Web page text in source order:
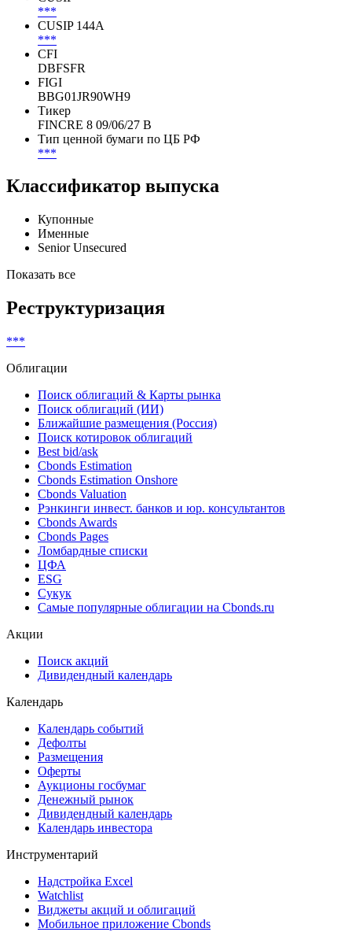
***
CUSIP 144A
***
CFI
DBFSFR
FIGI
BBG01JR90WH9
Тикер
FINCRE 8 09/06/27 B
Тип ценной бумаги по ЦБ РФ
***
Классификатор выпуска
Купонные
Именные
Senior Unsecured
Показать все
Реструктуризация
***
Облигации
Поиск облигаций & Карты рынка
Поиск облигаций (ИИ)
Ближайшие размещения (Россия)
Поиск котировок облигаций
Best bid/ask
Cbonds Estimation
Cbonds Estimation Onshore
Cbonds Valuation
Рэнкинги инвест. банков и юр. консультантов
Cbonds Awards
Cbonds Pages
Ломбардные списки
ЦФА
ESG
Сукук
Самые популярные облигации на Cbonds.ru
Акции
Поиск акций
Дивидендный календарь
Календарь
Календарь событий
Дефолты
Размещения
Оферты
Аукционы госбумаг
Денежный рынок
Дивидендный календарь
Календарь инвестора
Инструментарий
Надстройка Excel
Watchlist
Виджеты акций и облигаций
Мобильное приложение Cbonds